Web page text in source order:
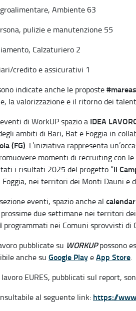
Ambiente 63
pulizie e manutenzione 55
Calzaturiero 2
credito e assicurativi 1
indicate anche le proposte
la valorizzazione e il ritorno dei
di WorkUP spazio a IDEA
ambiti di Bari, Bat e Foggia in
(FG). L’iniziativa rappresenta
momenti di recruiting con
i risultati 2025 del progetto “Il
nei territori dei Monti Dauni e
eventi, spazio anche al
due settimane nei territori
programmati nei Comuni sprovvisti di
pubblicate su WORKUPpossono
anche su Google PlayeApp Store.
EURES, pubblicati sul report,
al seguente link: https://